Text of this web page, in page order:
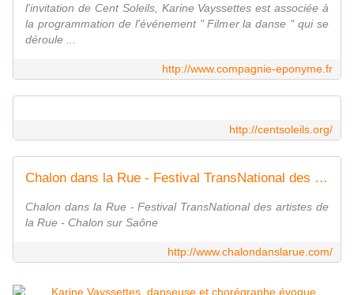
l'invitation de Cent Soleils, Karine Vayssettes est associée à
la programmation de l'événement " Filmer la danse " qui se
déroule ...
http://www.compagnie-eponyme.fr
http://centsoleils.org/
Chalon dans la Rue - Festival TransNational des artistes de la Rue - Chalon sur Saône
Chalon dans la Rue - Festival TransNational des artistes de
la Rue - Chalon sur Saône
http://www.chalondanslarue.com/